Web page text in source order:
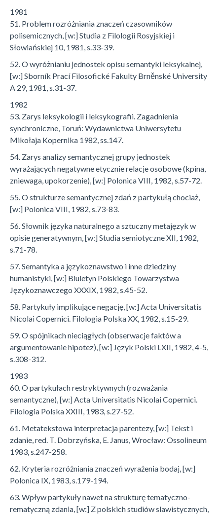
1981
51. Problem rozróżniania znaczeń czasowników
polisemicznych, [w:] Studia z Filologii Rosyjskiej i
Słowiańskiej 10, 1981, s.33-39.
52. O wyróżnianiu jednostek opisu semantyki leksykalnej,
[w:] Sborník Prací Filosofické Fakulty Brněnské University
A 29, 1981, s.31-37.
1982
53. Zarys leksykologii i leksykografii. Zagadnienia
synchroniczne, Toruń: Wydawnictwa Uniwersytetu
Mikołaja Kopernika 1982, ss.147.
54. Zarys analizy semantycznej grupy jednostek
wyrażających negatywne etycznie relacje osobowe (kpina,
zniewaga, upokorzenie), [w:] Polonica VIII, 1982, s.57-72.
55. O strukturze semantycznej zdań z partykułą chociaż,
[w:] Polonica VIII, 1982, s.73-83.
56. Słownik języka naturalnego a sztuczny metajęzyk w
opisie generatywnym, [w:] Studia semiotyczne XII, 1982,
s.71-78.
57. Semantyka a językoznawstwo i inne dziedziny
humanistyki, [w:] Biuletyn Polskiego Towarzystwa
Językoznawczego XXXIX, 1982, s.45-52.
58. Partykuły implikujące negację, [w:] Acta Universitatis
Nicolai Copernici. Filologia Polska XX, 1982, s.15-29.
59. O spójnikach nieciągłych (obserwacje faktów a
argumentowanie hipotez), [w:] Język Polski LXII, 1982, 4-5,
s.308-312.
1983
60. O partykułach restryktywnych (rozważania
semantyczne), [w:] Acta Universitatis Nicolai Copernici.
Filologia Polska XXIII, 1983, s.27-52.
61. Metatekstowa interpretacja parentezy, [w:] Tekst i
zdanie, red. T. Dobrzyńska, E. Janus, Wrocław: Ossolineum
1983, s.247-258.
62. Kryteria rozróżniania znaczeń wyrażenia bodaj, [w:]
Polonica IX, 1983, s.179-194.
63. Wpływ partykuły nawet na strukturę tematyczno-
rematyczną zdania, [w:] Z polskich studiów slawistycznych,